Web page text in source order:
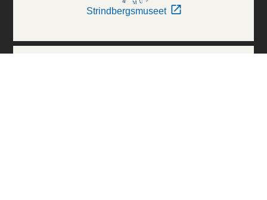
Strindbergsmuseet